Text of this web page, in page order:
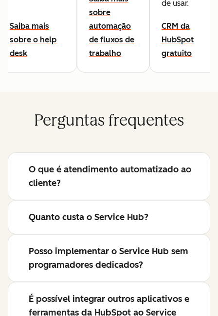
Saiba mais
sobre o help
desk
sobre
automação
de fluxos de
trabalho
de usar.
CRM da
HubSpot
gratuito
Perguntas frequentes
O que é atendimento automatizado ao
cliente?
Quanto custa o Service Hub?
Posso implementar o Service Hub sem
programadores dedicados?
É possível integrar outros aplicativos e
ferramentas da HubSpot ao Service